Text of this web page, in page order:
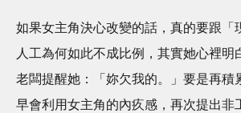
如果女主角決心改變的話，真的要跟「
人工為何如此不成比例，其實她心裡明
老闆提醒她：「妳欠我的。」要是再積
早會利用女主角的內疚感，再次提出非